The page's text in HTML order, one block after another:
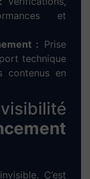
de
à une
expertise en
des
et
objectif :
et